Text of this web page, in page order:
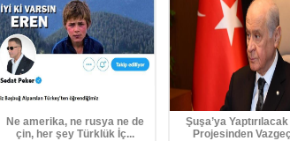
Ne amerika, ne rusya ne de
çin, her şey Türklük İç...
Şuşa’ya Yaptırılacak
Projesinden